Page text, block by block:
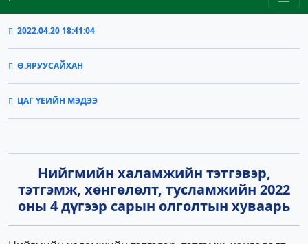
2022.04.20 18:41:04
Ө.ЯРУУСАЙХАН
ЦАГ ҮЕИЙН МЭДЭЭ
Нийгмийн халамжийн тэтгэвэр,
тэтгэмж, хөнгөлөлт, тусламжийн 2022
оны 4 дүгээр сарын олголтын хуваарь